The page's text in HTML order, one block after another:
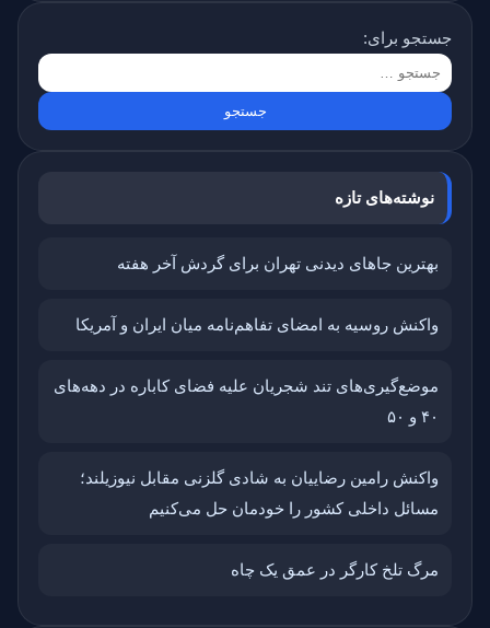
جستجو برای:
نوشته‌های تازه
بهترین جاهای دیدنی تهران برای گردش آخر هفته
واکنش روسیه به امضای تفاهم‌نامه میان ایران و آمریکا
موضع‌گیری‌های تند شجریان علیه فضای کاباره در دهه‌های
۴۰ و ۵۰
واکنش رامین رضاییان به شادی گلزنی مقابل نیوزیلند؛
مسائل داخلی کشور را خودمان حل می‌کنیم
مرگ تلخ کارگر در عمق یک چاه